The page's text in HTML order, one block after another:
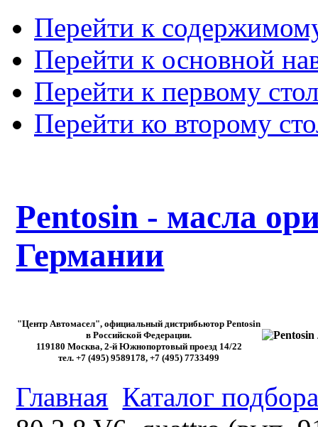
Перейти к
Перейти к основной
Перейти к первому
Перейти ко второму
Pentosin - масла
Германии
"Центр Автомасел", официальный дистрибьютор Pentosin
в Российской Федерации.
119180 Москва, 2-й Южнопортовый проезд 14/22
тел. +7 (495) 9589178, +7 (495) 7733499
Главная Каталог